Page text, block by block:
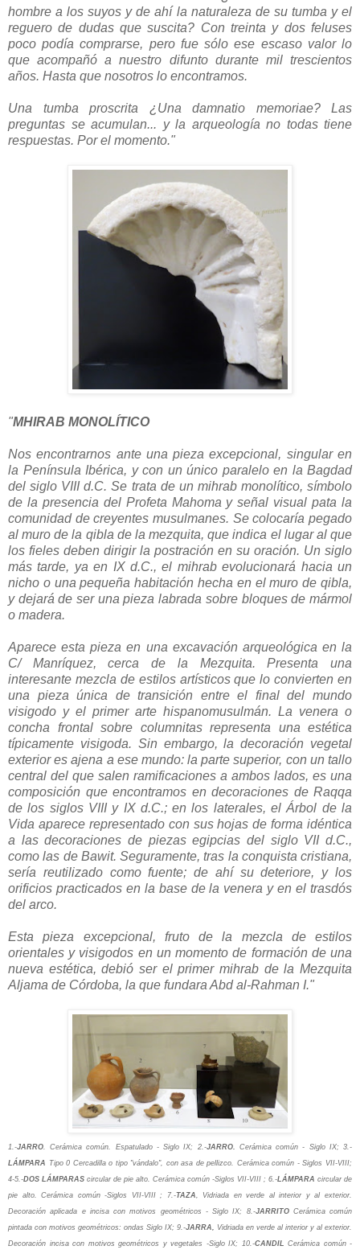
hombre a los suyos y de ahí la naturaleza de su tumba y el
reguero de dudas que suscita? Con treinta y dos feluses
poco podía comprarse, pero fue sólo ese escaso valor lo
que acompañó a nuestro difunto durante mil trescientos
años. Hasta que nosotros lo encontramos.
Una tumba proscrita ¿Una damnatio memoriae? Las
preguntas se acumulan... y la arqueología no todas tiene
respuestas. Por el momento."
"MHIRAB MONOLÍTICO
Nos encontrarnos ante una pieza excepcional, singular en
la Península Ibérica, y con un único paralelo en la Bagdad
del siglo VIII d.C. Se trata de un mihrab monolítico, símbolo
de la presencia del Profeta Mahoma y señal visual pata la
comunidad de creyentes musulmanes. Se colocaría pegado
al muro de la qibla de la mezquita, que indica el lugar al que
los fieles deben dirigir la postración en su oración. Un siglo
más tarde, ya en IX d.C., el mihrab evolucionará hacia un
nicho o una pequeña habitación hecha en el muro de qibla,
y dejará de ser una pieza labrada sobre bloques de mármol
o madera.
Aparece esta pieza en una excavación arqueológica en la
C/ Manríquez, cerca de la Mezquita. Presenta una
interesante mezcla de estilos artísticos que lo convierten en
una pieza única de transición entre el final del mundo
visigodo y el primer arte hispanomusulmán. La venera o
concha frontal sobre columnitas representa una estética
típicamente visigoda. Sin embargo, la decoración vegetal
exterior es ajena a ese mundo: la parte superior, con un tallo
central del que salen ramificaciones a ambos lados, es una
composición que encontramos en decoraciones de Raqqa
de los siglos VIII y IX d.C.; en los laterales, el Árbol de la
Vida aparece representado con sus hojas de forma idéntica
a las decoraciones de piezas egipcias del siglo VII d.C.,
como las de Bawit. Seguramente, tras la conquista cristiana,
sería reutilizado como fuente; de ahí su deteriore, y los
orificios practicados en la base de la venera y en el trasdós
del arco.
Esta pieza excepcional, fruto de la mezcla de estilos
orientales y visigodos en un momento de formación de una
nueva estética, debió ser el primer mihrab de la Mezquita
Aljama de Córdoba, la que fundara Abd al-Rahman I."
1.-JARRO . Cerámica común. Espatulado - Siglo IX; 2.-JARRO.
Cerámica común - Siglo IX; 3.-
LÁMPARA Tipo 0 Cercadilla o tipo "vándalo", con asa de pellizco. Cerámica común - Siglos VII-VIII;
4-5.-DOS LÁMPARAS circular de pie alto. Cerámica común -Siglos VII-VIII ; 6.-LÁMPARA circular de
pie alto. Cerámica común -Siglos VII-VIII ; 7.-TAZA , Vidriada en verde al interior y al exterior.
Decoración aplicada e incisa con motivos geométricos - Siglo IX; 8.-JARRITOCerámica común
pintada con motivos geométricos: ondas Siglo IX; 9.-JARRA,
Vidriada en verde al interior y al exterior.
Decoración incisa con motivos geométricos y vegetales -Siglo IX; 10.-CANDIL
Cerámica común -